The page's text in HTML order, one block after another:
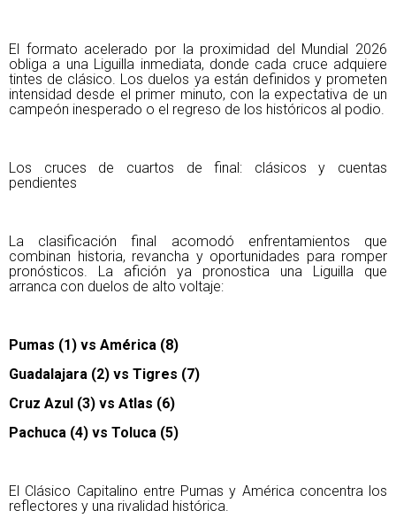
El formato acelerado por la proximidad del Mundial 2026
obliga a una Liguilla inmediata, donde cada cruce adquiere
tintes de clásico. Los duelos ya están definidos y prometen
intensidad desde el primer minuto, con la expectativa de un
campeón inesperado o el regreso de los históricos al podio.
Los cruces de cuartos de final: clásicos y cuentas
pendientes
La clasificación final acomodó enfrentamientos que
combinan historia, revancha y oportunidades para romper
pronósticos. La afición ya pronostica una Liguilla que
arranca con duelos de alto voltaje:
Pumas (1) vs América (8)
Guadalajara (2) vs Tigres (7)
Cruz Azul (3) vs Atlas (6)
Pachuca (4) vs Toluca (5)
El Clásico Capitalino entre Pumas y América concentra los
reflectores y una rivalidad histórica.